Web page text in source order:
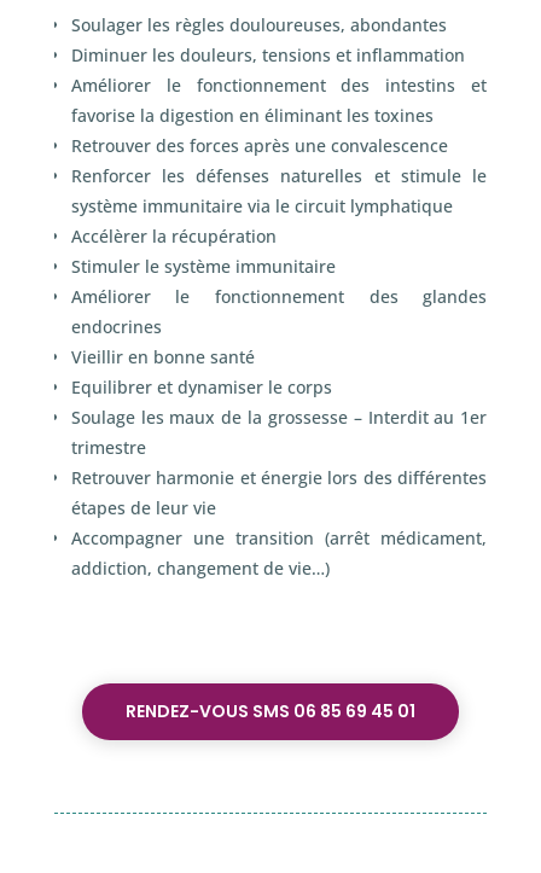
Soulager les règles douloureuses, abondantes
Diminuer les douleurs, tensions et inflammation
Améliorer le fonctionnement des intestins et
favorise la digestion en éliminant les toxines
Retrouver des forces après une convalescence
Renforcer les défenses naturelles et stimule le
système immunitaire via le circuit lymphatique
Accélèrer la récupération
Stimuler le système immunitaire
Améliorer le fonctionnement des glandes
endocrines
Vieillir en bonne santé
Equilibrer et dynamiser le corps
Soulage les maux de la grossesse – Interdit au 1er
trimestre
Retrouver harmonie et énergie lors des différentes
étapes de leur vie
Accompagner une transition (arrêt médicament,
addiction, changement de vie…)
RENDEZ-VOUS SMS 06 85 69 45 01